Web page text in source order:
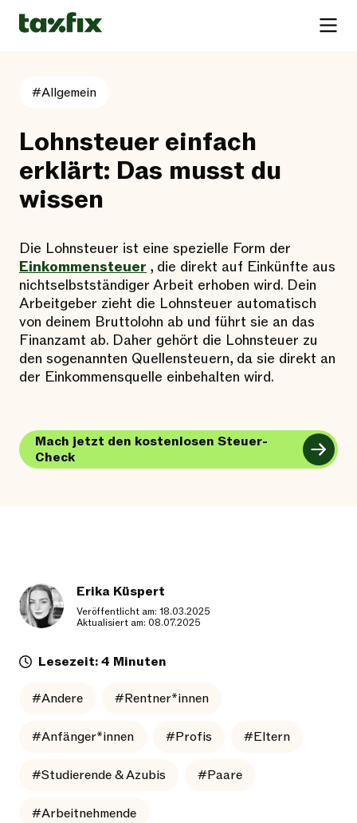
#Allgemein
Lohnsteuer einfach
erklärt: Das musst du
wissen
Die Lohnsteuer ist eine spezielle Form der
Einkommensteuer , die direkt auf Einkünfte aus
nichtselbstständiger Arbeit erhoben wird. Dein
Arbeitgeber zieht die Lohnsteuer automatisch
von deinem Bruttolohn ab und führt sie an das
Finanzamt ab. Daher gehört die Lohnsteuer zu
den sogenannten Quellensteuern, da sie direkt an
der Einkommensquelle einbehalten wird.
Mach jetzt den kostenlosen Steuer-
Check
Erika Küspert
Veröffentlicht am: 18.03.2025
Aktualisiert am: 08.07.2025
Lesezeit: 4 Minuten
#Andere #Rentner*innen
#Anfänger*innen #Profis #Eltern
#Studierende & Azubis #Paare
#Arbeitnehmende